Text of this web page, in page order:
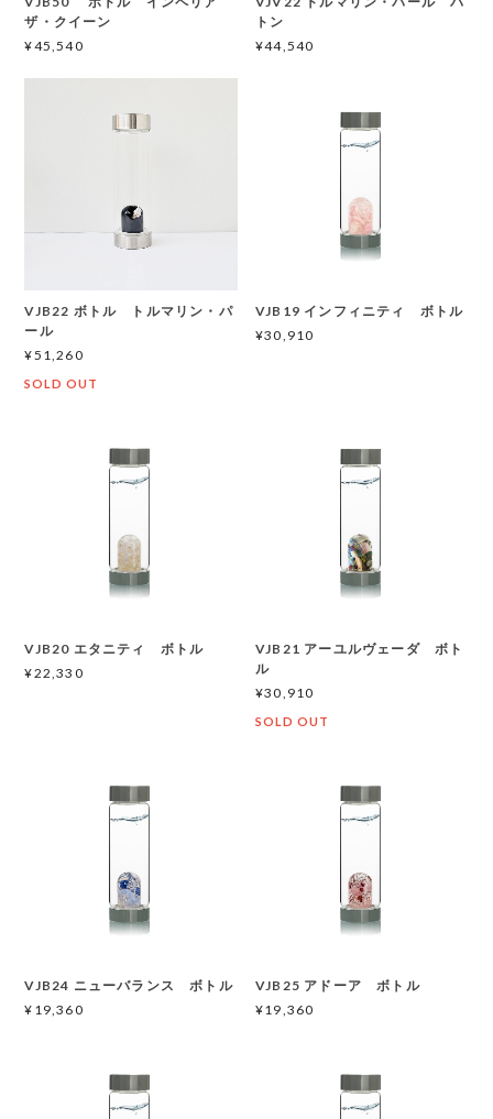
ザ・クイーン
¥45,540
トン
¥44,540
VJB22 ボトル トルマリン・パ
ール
¥51,260
SOLD OUT
VJB19 インフィニティ ボトル
¥30,910
VJB20 エタニティ ボトル
¥22,330
VJB21 アーユルヴェーダ ボト
ル
¥30,910
SOLD OUT
VJB24 ニューバランス ボトル
¥19,360
VJB25 アドーア ボトル
¥19,360